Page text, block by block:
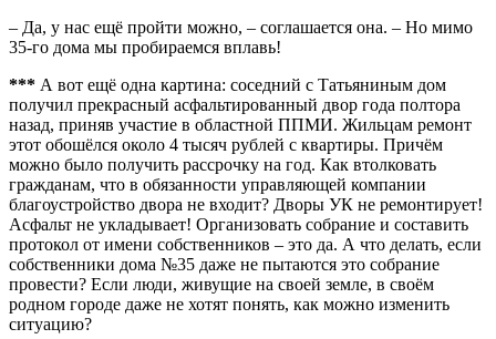
– Да, у нас ещё пройти можно, – соглашается она. – Но мимо
35-го дома мы пробираемся вплавь!
*** А вот ещё одна картина: соседний с Татьяниным дом
получил прекрасный асфальтированный двор года полтора
назад, приняв участие в областной ППМИ. Жильцам ремонт
этот обошёлся около 4 тысяч рублей с квартиры. Причём
можно было получить рассрочку на год. Как втолковать
гражданам, что в обязанности управляющей компании
благоустройство двора не входит? Дворы УК не ремонтирует!
Асфальт не укладывает! Организовать собрание и составить
протокол от имени собственников – это да. А что делать, если
собственники дома №35 даже не пытаются это собрание
провести? Если люди, живущие на своей земле, в своём
родном городе даже не хотят понять, как можно изменить
ситуацию?